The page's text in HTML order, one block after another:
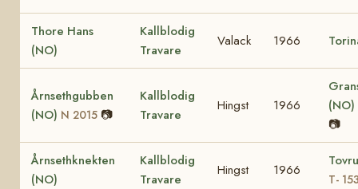
Thore Hans
(NO)
Kallblodig
Travare
Valack 1966
Årnsethgubben
(NO) N 2015 📷
Kallblodig
Travare
Hingst 1966
(NO)
📷
Årnsethknekten
(NO)
Kallblodig
Travare
Hingst 1966
T-